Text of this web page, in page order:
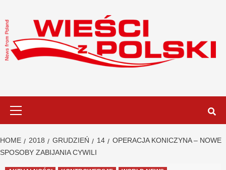
to
content
HOME 2018 GRUDZIEŃ 14
OPERACJA KONICZYNA – NOWE
SPOSOBY ZABIJANIA CYWILI